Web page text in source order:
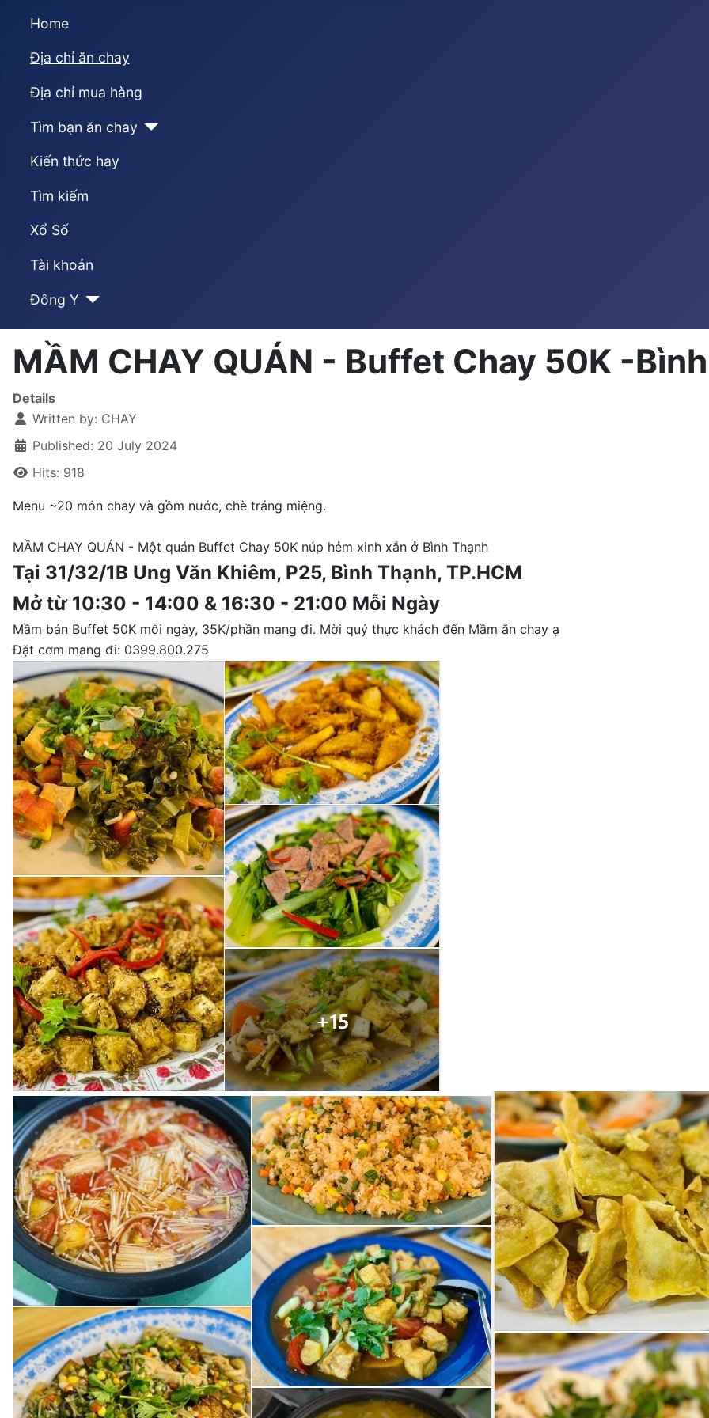
Home
Địa chỉ ăn chay
Địa chỉ mua hàng
Tìm bạn ăn chay
Kiến thức hay
Tìm kiếm
Xổ Số
Tài khoản
Đông Y
MẦM CHAY QUÁN - Buffet Chay 50K -
Details
Written by: CHAY
Published: 20 July 2024
Hits: 918
Menu ~20 món chay và gồm nước, chè tráng miệng.
MẦM CHAY QUÁN - Một quán Buffet Chay 50K núp hẻm xinh xắn ở Bình Thạnh
Tại 31/32/1B Ung Văn Khiêm, P25, Bình Thạnh, TP.HCM
Mở từ 10:30 - 14:00 & 16:30 - 21:00 Mỗi Ngày
Mầm bán Buffet 50K mỗi ngày, 35K/phần mang đi. Mời quý thực khách đến Mầm ăn chay ạ
Đặt cơm mang đi: 0399.800.275